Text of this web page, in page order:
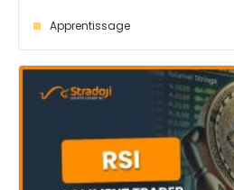
Apprentissage